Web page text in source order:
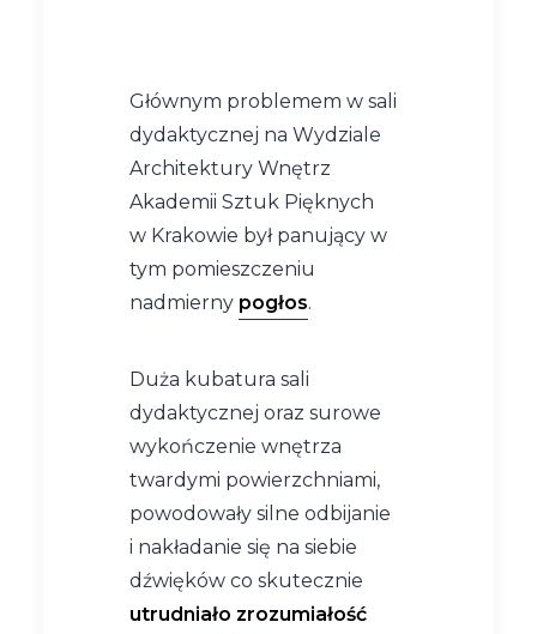
Głównym problemem w sali
dydaktycznej na Wydziale
Architektury Wnętrz
Akademii Sztuk Pięknych
w Krakowie był panujący w
tym pomieszczeniu
nadmierny pogłos.
Duża kubatura sali
dydaktycznej oraz surowe
wykończenie wnętrza
twardymi powierzchniami,
powodowały silne odbijanie
i nakładanie się na siebie
dźwięków co skutecznie
utrudniało zrozumiałość